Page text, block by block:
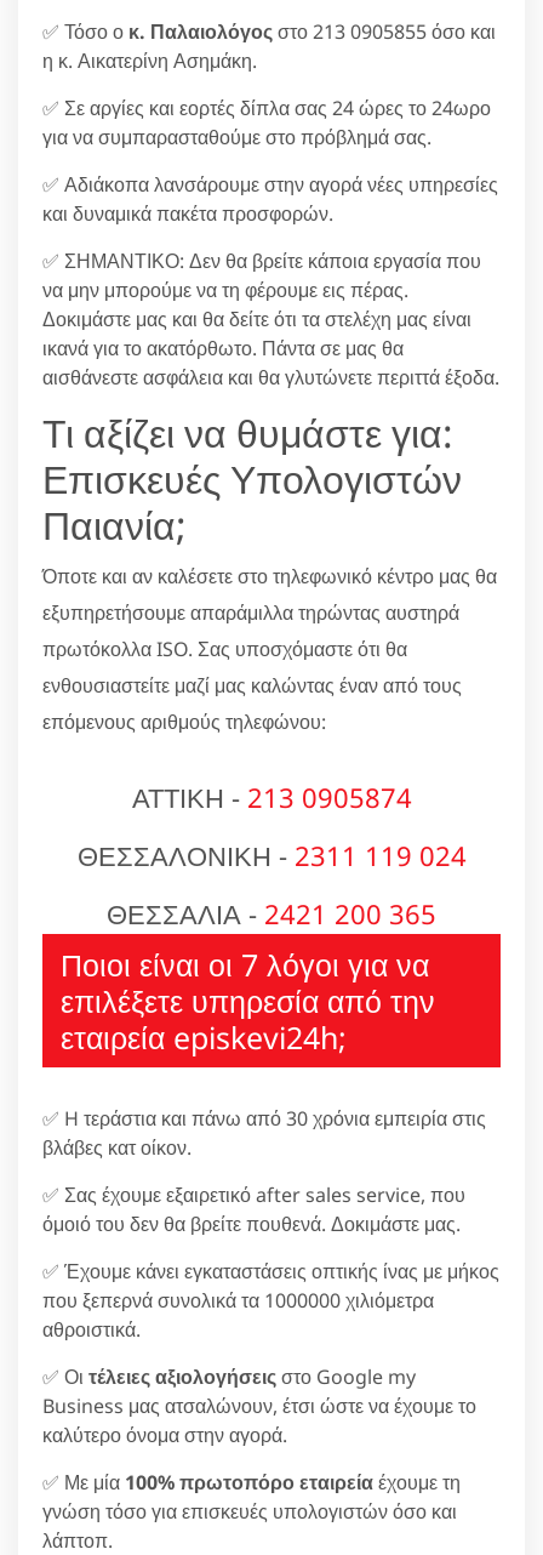
✅ Τόσο ο κ. Παλαιολόγοςστο 213 0905855 όσο και
η κ. Αικατερίνη Ασημάκη.
✅ Σε αργίες και εορτές δίπλα σας 24 ώρες το 24ωρο
για να συμπαρασταθούμε στο πρόβλημά σας.
✅ Αδιάκοπα λανσάρουμε στην αγορά νέες υπηρεσίες
και δυναμικά πακέτα προσφορών.
✅ ΣΗΜΑΝΤΙΚΟ: Δεν θα βρείτε κάποια εργασία που
να μην μπορούμε να τη φέρουμε εις πέρας.
Δοκιμάστε μας και θα δείτε ότι τα στελέχη μας είναι
ικανά για το ακατόρθωτο. Πάντα σε μας θα
αισθάνεστε ασφάλεια και θα γλυτώνετε περιττά έξοδα.
Τι αξίζει να θυμάστε για:
Επισκευές Υπολογιστών
Παιανία;
Όποτε και αν καλέσετε στο τηλεφωνικό κέντρο μας θα
εξυπηρετήσουμε απαράμιλλα τηρώντας αυστηρά
πρωτόκολλα ISO. Σας υποσχόμαστε ότι θα
ενθουσιαστείτε μαζί μας καλώντας έναν από τους
επόμενους αριθμούς τηλεφώνου:
ΑΤΤΙΚΗ - 213 0905874
ΘΕΣΣΑΛΟΝΙΚΗ - 2311 119 024
ΘΕΣΣΑΛΙΑ - 2421 200 365
Ποιοι είναι οι 7 λόγοι για να
επιλέξετε υπηρεσία από την
εταιρεία episkevi24h;
✅ H τεράστια και πάνω από 30 χρόνια εμπειρία στις
βλάβες κατ οίκον.
✅ Σας έχουμε εξαιρετικό after sales service, που
όμοιό του δεν θα βρείτε πουθενά. Δοκιμάστε μας.
✅ Έχουμε κάνει εγκαταστάσεις οπτικής ίνας με μήκος
που ξεπερνά συνολικά τα 1000000 χιλιόμετρα
αθροιστικά.
✅ Οι τέλειες αξιολογήσειςστο Google my
Business μας ατσαλώνουν, έτσι ώστε να έχουμε το
καλύτερο όνομα στην αγορά.
✅ Με μία 100% πρωτοπόρο εταιρείαέχουμε τη
γνώση τόσο για επισκευές υπολογιστών όσο και
λάπτοπ.